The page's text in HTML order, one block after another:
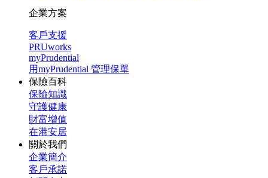
企業方案
客戶支援
PRUworks
myPrudential
用myPrudential 管理保單
保險百科
保險知識
守護健康
財富增值
在港安居
關於我們
企業簡介
客戶承諾